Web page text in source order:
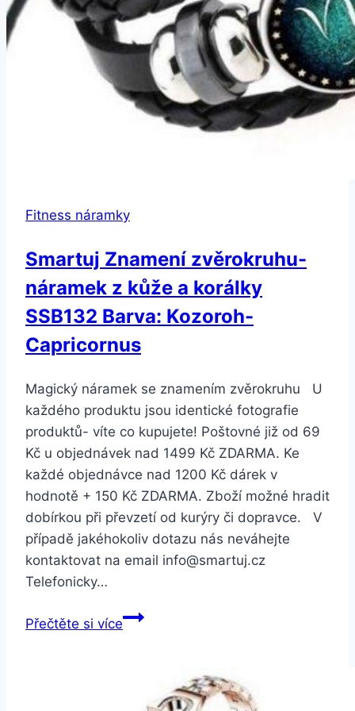
Fitness náramky
Smartuj Znamení zvěrokruhu-
náramek z kůže a korálky
SSB132 Barva: Kozoroh-
Capricornus
Magický náramek se znamením zvěrokruhu U
každého produktu jsou identické fotografie
produktů- víte co kupujete! Poštovné již od 69
Kč u objednávek nad 1499 Kč ZDARMA. Ke
každé objednávce nad 1200 Kč dárek v
hodnotě + 150 Kč ZDARMA. Zboží možné hradit
dobírkou při převzetí od kurýry či dopravce. V
případě jakéhokoliv dotazu nás neváhejte
kontaktovat na email info@smartuj.cz
Telefonicky…
Přečtěte si víceSmartuj